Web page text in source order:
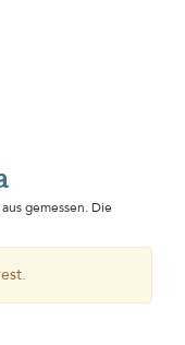
gemessen. Die